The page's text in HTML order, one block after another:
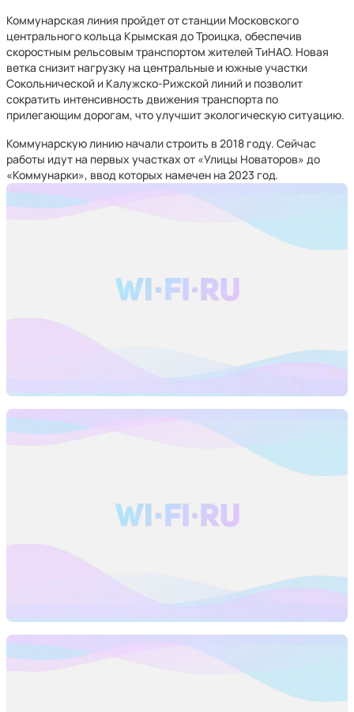
Коммунарская линия пройдет от станции Московского
центрального кольца Крымская до Троицка, обеспечив
скоростным рельсовым транспортом жителей ТиНАО. Новая
ветка снизит нагрузку на центральные и южные участки
Сокольнической и Калужско-Рижской линий и позволит
сократить интенсивность движения транспорта по
прилегающим дорогам, что улучшит экологическую ситуацию.
Коммунарскую линию начали строить в 2018 году. Сейчас
работы идут на первых участках от «Улицы Новаторов» до
«Коммунарки», ввод которых намечен на 2023 год.